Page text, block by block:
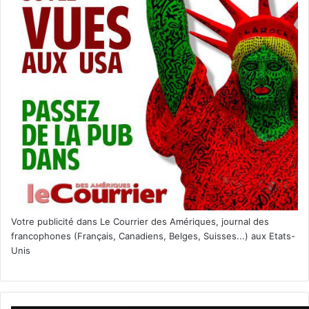
Slate pourrait donner quelques
indications intéressantes durant la
journée.
[spacer color= »0483C2″ icon= »fa-arrow-circle-o-right »
style= »3″]
Trump aux Haïtiens
de Miami : «Je veux
être votre meilleur
champion«
Votre publicité dans Le Courrier des Amériques, journal des
francophones (Français, Canadiens, Belges, Suisses...) aux Etats-
Unis